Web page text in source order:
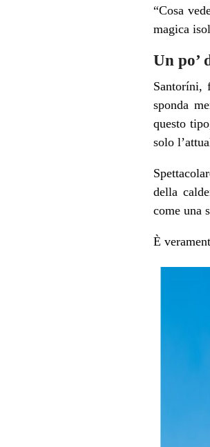
“Cosa
magica
Un po’
Santoríni,
sponda
questo
solo
della
come una
È